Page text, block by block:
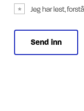
Jeg har lest,